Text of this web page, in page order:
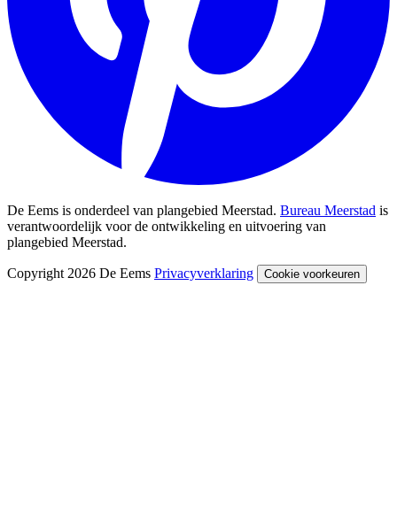
De Eems is onderdeel van plangebied Meerstad. Bureau Meerstad is
verantwoordelijk voor de ontwikkeling en uitvoering van
plangebied Meerstad.
Copyright 2026 De Eems Privacyverklaring Cookie voorkeuren